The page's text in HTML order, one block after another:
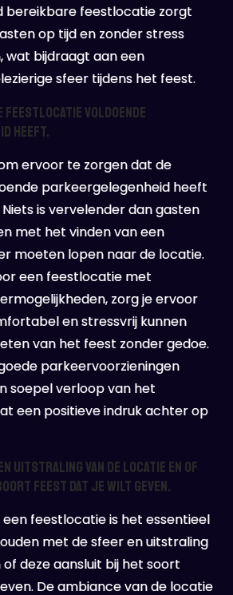
bereikbare feestlocatie zorgt
op tijd en zonder stress
wat bijdraagt aan een
sfeer tijdens het feest.
feestlocatie voldoende
heeft.
ervoor te zorgen dat de
parkeergelegenheid heeft
is vervelender dan gasten
met het vinden van een
moeten lopen naar de locatie.
een feestlocatie met
zorg je ervoor
en stressvrij kunnen
van het feest zonder gedoe.
parkeervoorzieningen
soepel verloop van het
een positieve indruk achter op
uitstraling van de locatie en of
feest dat je wilt geven.
een feestlocatie is het essentieel
met de sfeer en uitstraling
deze aansluit bij het soort
De ambiance van de locatie